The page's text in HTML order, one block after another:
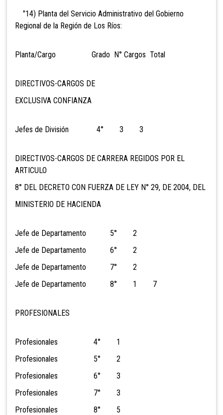
"14) Planta del Servicio Administrativo del Gobierno
Regional de la Región de Los Ríos:
Planta/Cargo Grado N° Cargos Total
DIRECTIVOS-CARGOS DE
EXCLUSIVA CONFIANZA
Jefes de División 4° 3 3
DIRECTIVOS-CARGOS DE CARRERA REGIDOS POR EL
ARTICULO
8° DEL DECRETO CON FUERZA DE LEY N° 29, DE 2004, DEL
MINISTERIO DE HACIENDA
Jefe de Departamento 5° 2
Jefe de Departamento 6° 2
Jefe de Departamento 7° 2
Jefe de Departamento 8° 1 7
PROFESIONALES
Profesionales 4° 1
Profesionales 5° 2
Profesionales 6° 3
Profesionales 7° 3
Profesionales 8° 5